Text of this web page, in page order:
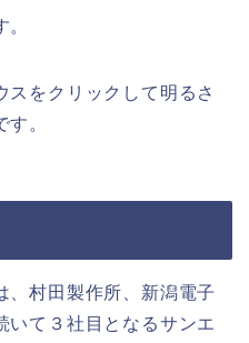
スをクリックして明るさ
。
、村田製作所、新潟電子
いて３社目となるサンエ